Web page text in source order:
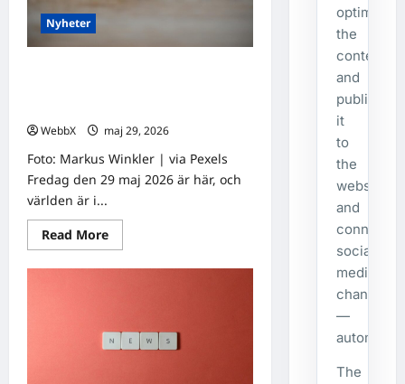
kommande
Nyheter
WebbX
maj 29, 2026
Foto: Markus Winkler | via Pexels
Fredag den 29 maj 2026 är här, och
världen är i...
Read MoreRead
more
Världens
idag
och
optimizes
the
content,
and
publishes
it
to
the
website
and
connected
social
media
channels
—
The